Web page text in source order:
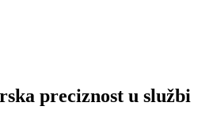
preciznost u službi